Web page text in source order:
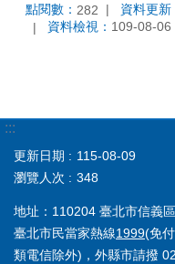
點閱數： 282 資料更新
資料檢視： 109-08-06
:::
更新日期
115-08-09
瀏覽人次
348
地址：110204 臺北市信義
臺北市民當家熱線1999(免
類電信除外)，外縣市請撥